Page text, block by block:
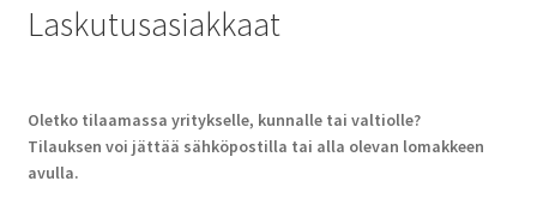
Laskutusasiakkaat
Oletko tilaamassa yritykselle, kunnalle tai valtiolle?
Tilauksen voi jättää sähköpostilla tai alla olevan lomakkeen
avulla.